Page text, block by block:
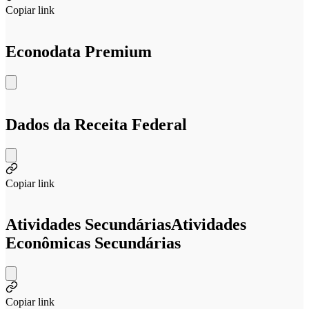
Copiar link
Econodata Premium
Dados da Receita Federal
Copiar link
Atividades SecundáriasAtividades
Econômicas Secundárias
Copiar link